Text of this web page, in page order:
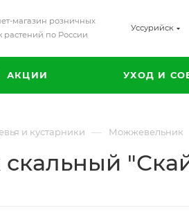
магазин розничных
растений по России
Уссурийск
АКЦИИ УХОД И
и кустарники — Можжевельник